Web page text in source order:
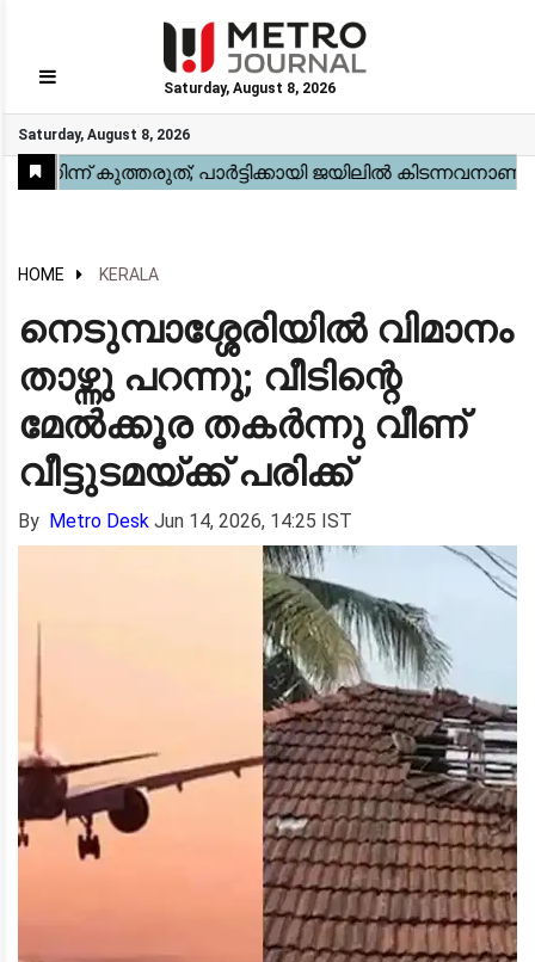
Saturday, August 8, 2026
Saturday, August 8, 2026
GO
Home
Kerala
National
Gulf
World
Sports
Movies
Health
Automobile
Travel
Education
Novel
Business
Technology
Webstory
HOME KERALA
നെടുമ്പാശ്ശേരിയിൽ വിമാനം
താഴ്ന്നു പറന്നു; വീടിന്റെ
മേൽക്കൂര തകർന്നു വീണ്
വീട്ടുടമയ്ക്ക് പരിക്ക്
By Metro Desk Jun 14, 2026, 14:25 IST